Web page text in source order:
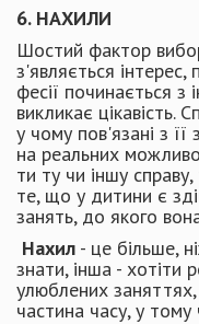
6. НАХИЛИ
Шостий фактор
з'являється
фесії починається з
викликає цікавість.
у чому пов'язані з
на реальних
ти ту чи іншу
те, що у дитини є
занять, до якого
Нахил - це більше,
знати, інша - хотіти
улюблених
частина часу, у тому